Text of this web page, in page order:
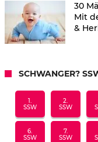
30
Mit
&
SCHWANGER?
1.
SSW
2.
SSW
6.
SSW
7.
SSW